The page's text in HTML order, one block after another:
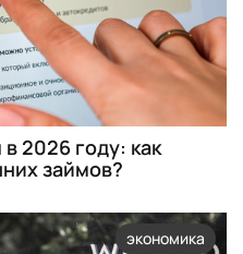
2026 году: как
займов?
экономика